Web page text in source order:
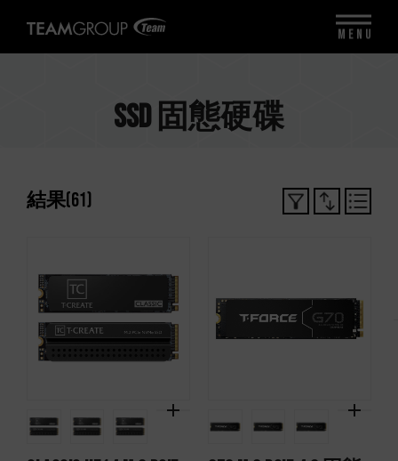
SSD 固態硬碟
結果(61)
MENU